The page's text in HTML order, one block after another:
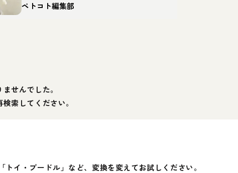
え方
ペトコト編集部
せんでした。
索してください。
トイ・プードル」など、変換を変えてお試しください。